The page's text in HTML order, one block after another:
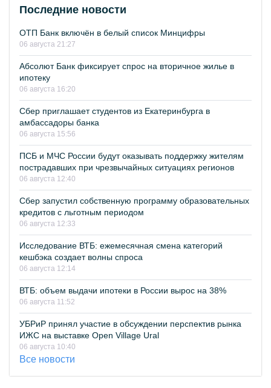
Последние новости
ОТП Банк включён в белый список Минцифры
06 августа 21:27
Абсолют Банк фиксирует спрос на вторичное жилье в
ипотеку
06 августа 16:20
Сбер приглашает студентов из Екатеринбурга в
амбассадоры банка
06 августа 15:56
ПСБ и МЧС России будут оказывать поддержку жителям
пострадавших при чрезвычайных ситуациях регионов
06 августа 12:40
Сбер запустил собственную программу образовательных
кредитов с льготным периодом
06 августа 12:33
Исследование ВТБ: ежемесячная смена категорий
кешбэка создает волны спроса
06 августа 12:14
ВТБ: объем выдачи ипотеки в России вырос на 38%
06 августа 11:52
УБРиР принял участие в обсуждении перспектив рынка
ИЖС на выставке Open Village Ural
06 августа 10:40
Все новости